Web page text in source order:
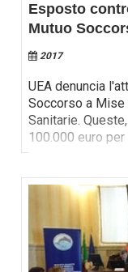
Esposto
Mutuo
2017
UEA denuncia
Soccorso a
Sanitarie.
100.000 euro